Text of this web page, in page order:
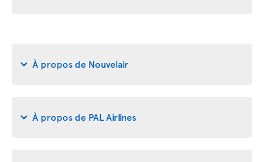
À propos de Nouvelair
À propos de PAL Airlines